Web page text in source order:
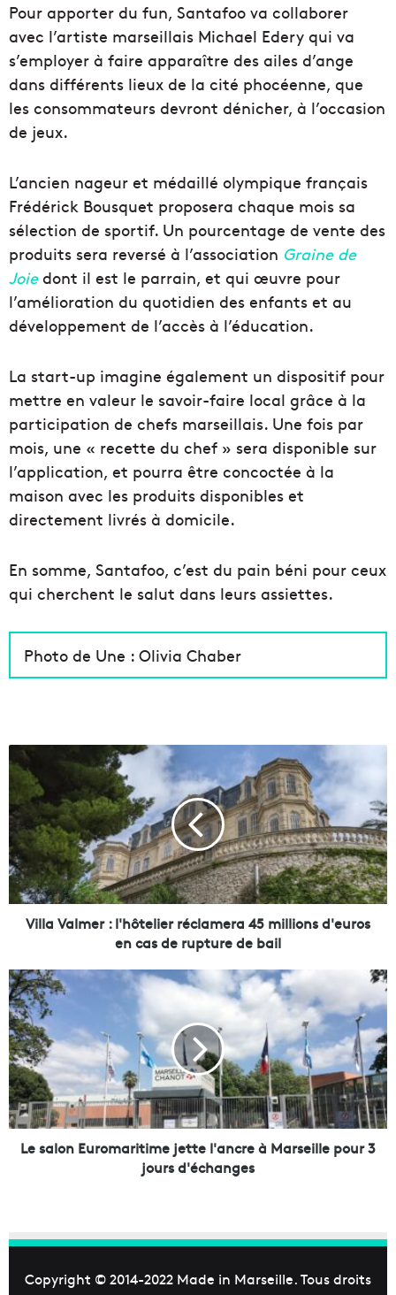
Pour apporter du fun, Santafoo va collaborer
avec l’artiste marseillais Michael Edery qui va
s’employer à faire apparaître des ailes d’ange
dans différents lieux de la cité phocéenne, que
les consommateurs devront dénicher, à l’occasion
de jeux.
L’ancien nageur et médaillé olympique français
Frédérick Bousquet proposera chaque mois sa
sélection de sportif. Un pourcentage de vente des
produits sera reversé à l’association Graine de
Joiedont il est le parrain, et qui œuvre pour
l’amélioration du quotidien des enfants et au
développement de l’accès à l’éducation.
La start-up imagine également un dispositif pour
mettre en valeur le savoir-faire local grâce à la
participation de chefs marseillais. Une fois par
mois, une « recette du chef » sera disponible sur
l’application, et pourra être concoctée à la
maison avec les produits disponibles et
directement livrés à domicile.
En somme, Santafoo, c’est du pain béni pour ceux
qui cherchent le salut dans leurs assiettes.
Photo de Une : Olivia Chaber
i
l
l
a
V
a
m
l
'
h
ô
t
e
l
i
e
a
Villa Valmer : l'hôtelier réclamera 45 millions d'euros
en cas de rupture de bail
L
e
s
a
l
o
n
E
u
i
Le salon Euromaritime jette l'ancre à Marseille pour 3
jours d'échanges
Copyright © 2014-2022 Made in Marseille. Tous droits